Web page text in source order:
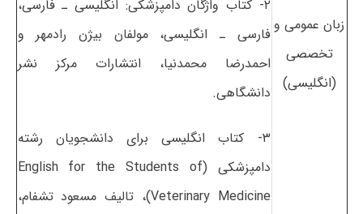
زبان عمومی و
تخصصی
(انگلیسی)
۲- کتاب واژگان دامپزشکی: انگلیسی ـ فارسی،
فارسی ـ انگلیسی، مولفان بیژن رادمهر و
احمدرضا محمدنیا، انتشارات مرکز نشر
دانشگاهی.
۳- کتاب انگلیسی برای دانشجویان رشته
دامپزشکی (English for the Students of
Veterinary Medicine)، تالیف مسعود تشفام،